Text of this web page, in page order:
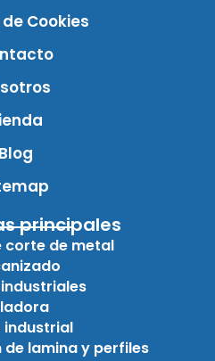
Cookies
Blog
principales
corte de metal
industrial
lamina y perfiles